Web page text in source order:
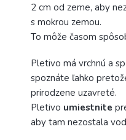
2 cm od zeme, aby
s mokrou zemou.
To môže časom
Pletivo má vrchnú a
spoznáte ľahko
prirodzene uzavreté.
Pletivo umiestnite
aby tam nezostala